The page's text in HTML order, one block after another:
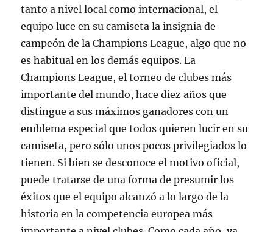
tanto a nivel local como internacional, el
equipo luce en su camiseta la insignia de
campeón de la Champions League, algo que no
es habitual en los demás equipos. La
Champions League, el torneo de clubes más
importante del mundo, hace diez años que
distingue a sus máximos ganadores con un
emblema especial que todos quieren lucir en su
camiseta, pero sólo unos pocos privilegiados lo
tienen. Si bien se desconoce el motivo oficial,
puede tratarse de una forma de presumir los
éxitos que el equipo alcanzó a lo largo de la
historia en la competencia europea más